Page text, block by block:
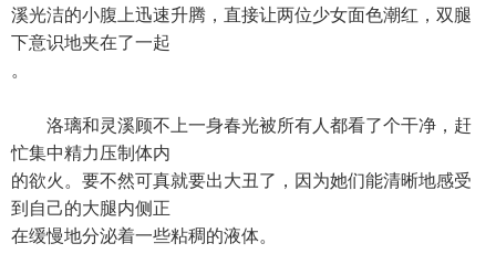
溪光洁的小腹上迅速升腾，直接让两位少女面色潮红，双腿
下意识地夹在了一起
。
洛璃和灵溪顾不上一身春光被所有人都看了个干净，赶
忙集中精力压制体内
的欲火。要不然可真就要出大丑了，因为她们能清晰地感受
到自己的大腿内侧正
在缓慢地分泌着一些粘稠的液体。